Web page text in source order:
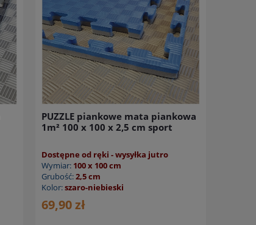
PUZZLE piankowe mata piankowa
1m² 100 x 100 x 2,5 cm sport
Dostępne od ręki - wysyłka jutro
Wymiar: 100 x 100 cm
Grubość:2,5 cm
Kolor:szaro-niebieski
69,90 zł